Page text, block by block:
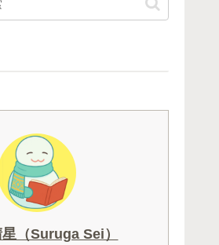
（Suruga Sei）